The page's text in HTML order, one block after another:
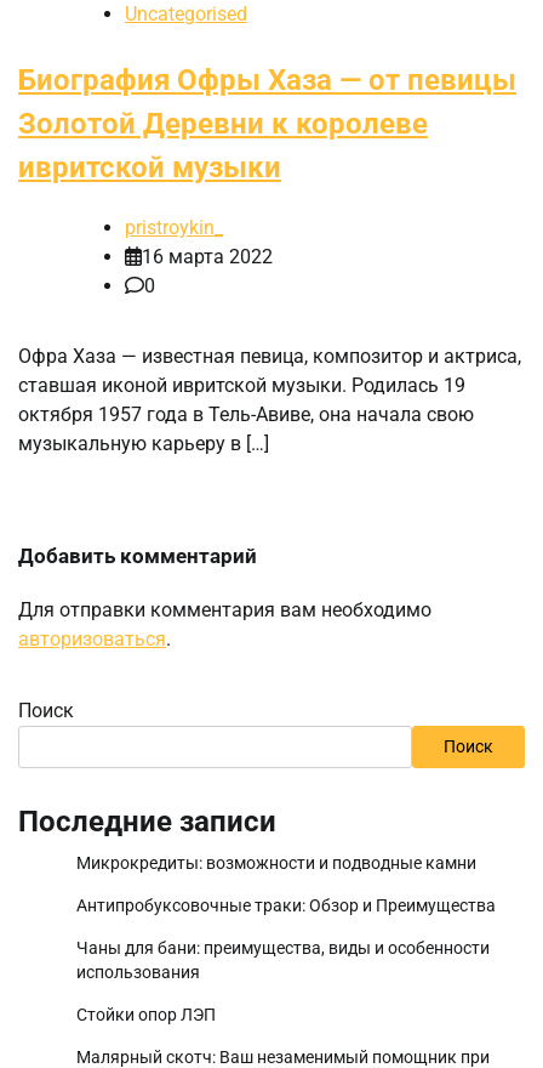
Uncategorised
Биография Офры Хаза — от певицы
Золотой Деревни к королеве
ивритской музыки
pristroykin_
16 марта 2022
0
Офра Хаза — известная певица, композитор и актриса,
ставшая иконой ивритской музыки. Родилась 19
октября 1957 года в Тель-Авиве, она начала свою
музыкальную карьеру в […]
Добавить комментарий
Для отправки комментария вам необходимо
авторизоваться.
Поиск
Поиск
Последние записи
Микрокредиты: возможности и подводные камни
Антипробуксовочные траки: Обзор и Преимущества
Чаны для бани: преимущества, виды и особенности
использования
Стойки опор ЛЭП
Малярный скотч: Ваш незаменимый помощник при